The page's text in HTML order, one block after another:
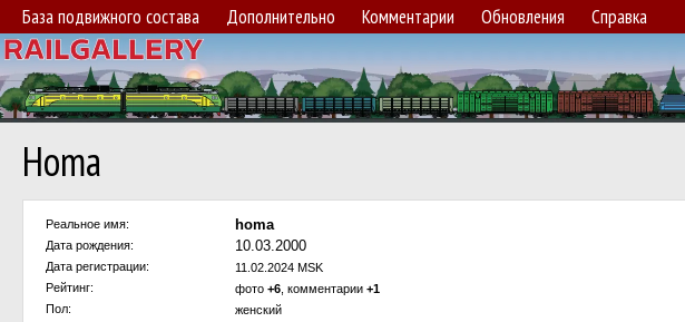
База подвижного состава Дополнительно Комментарии Обновления Справка
Homa
Реальное имя: homa
Дата рождения: 10.03.2000
Дата регистрации:
11.02.2024 MSK
Рейтинг:
фото +6 , комментарии +1
Пол:
женский